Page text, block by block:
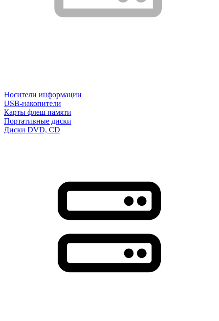
Носители информации
USB-накопители
Карты флеш памяти
Портативные диски
Диски DVD, CD